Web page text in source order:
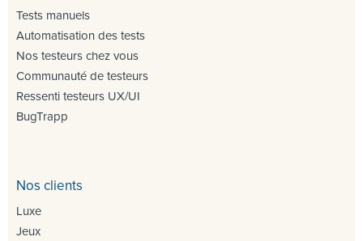
Tests manuels
Automatisation des tests
Nos testeurs chez vous
Communauté de testeurs
Ressenti testeurs UX/UI
BugTrapp
Nos clients
Luxe
Jeux